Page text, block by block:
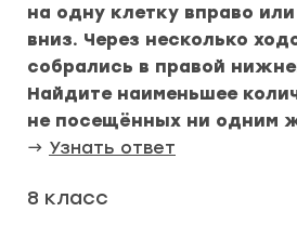
на одну клетку вправо
вниз. Через несколько
собрались в правой
Найдите наименьшее
не посещённых ни одним
→ Узнать ответ
8 класс